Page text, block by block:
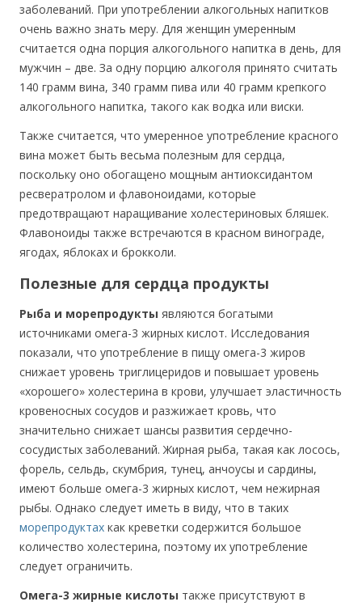
заболеваний. При употреблении алкогольных напитков
очень важно знать меру. Для женщин умеренным
считается одна порция алкогольного напитка в день, для
мужчин – две. За одну порцию алкоголя принято считать
140 грамм вина, 340 грамм пива или 40 грамм крепкого
алкогольного напитка, такого как водка или виски.
Также считается, что умеренное употребление красного
вина может быть весьма полезным для сердца,
поскольку оно обогащено мощным антиоксидантом
ресвератролом и флавоноидами, которые
предотвращают наращивание холестериновых бляшек.
Флавоноиды также встречаются в красном винограде,
ягодах, яблоках и брокколи.
Полезные для сердца продукты
Рыба и морепродукты являются богатыми
источниками омега-3 жирных кислот. Исследования
показали, что употребление в пищу омега-3 жиров
снижает уровень триглицеридов и повышает уровень
«хорошего» холестерина в крови, улучшает эластичность
кровеносных сосудов и разжижает кровь, что
значительно снижает шансы развития сердечно-
сосудистых заболеваний. Жирная рыба, такая как лосось,
форель, сельдь, скумбрия, тунец, анчоусы и сардины,
имеют больше омега-3 жирных кислот, чем нежирная
рыбы. Однако следует иметь в виду, что в таких
морепродуктах как креветки содержится большое
количество холестерина, поэтому их употребление
следует ограничить.
Омега-3 жирные кислоты также присутствуют в